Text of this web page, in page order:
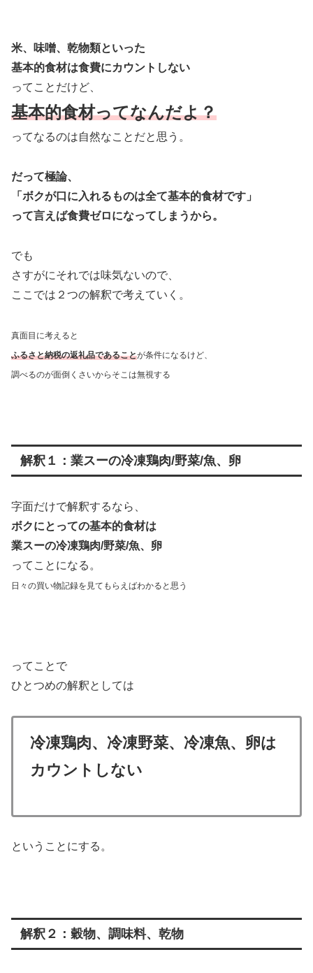
米、味噌、乾物類といった
基本的食材は食費にカウントしない
ってことだけど、
基本的食材ってなんだよ？
ってなるのは自然なことだと思う。
だって極論、
「ボクが口に入れるものは全て基本的食材です」
って言えば食費ゼロになってしまうから。
でも
さすがにそれでは味気ないので、
ここでは２つの解釈で考えていく。
真面目に考えると
ふるさと納税の返礼品であることが条件になるけど、
調べるのが面倒くさいからそこは無視する
解釈１：業スーの冷凍鶏肉/野菜/魚、卵
字面だけで解釈するなら、
ボクにとっての基本的食材は
業スーの冷凍鶏肉/野菜/魚、卵
ってことになる。
日々の買い物記録を見てもらえばわかると思う
ってことで
ひとつめの解釈としては
冷凍鶏肉、冷凍野菜、冷凍魚、卵は
カウントしない
ということにする。
解釈２：穀物、調味料、乾物